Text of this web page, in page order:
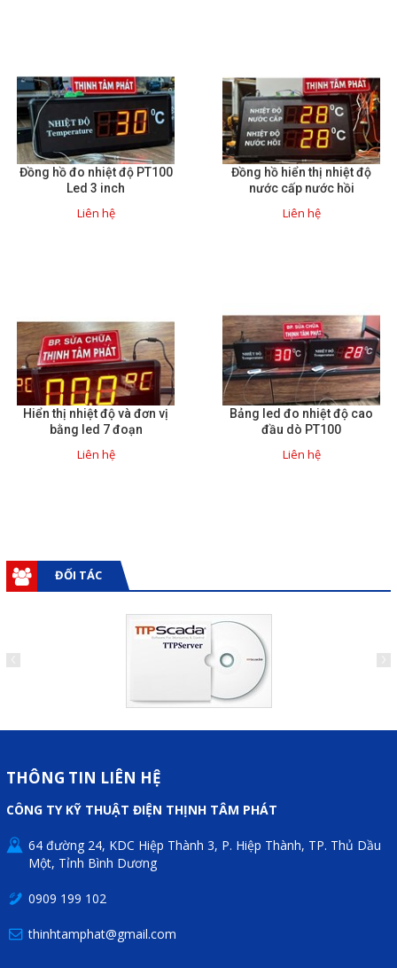
Đồng hồ đo nhiệt độ PT100
Led 3 inch
Liên hệ
Đồng hồ hiển thị nhiệt độ
nước cấp nước hồi
Liên hệ
Hiển thị nhiệt độ và đơn vị
bằng led 7 đoạn
Liên hệ
Bảng led đo nhiệt độ cao
đầu dò PT100
Liên hệ
ĐỐI TÁC
THÔNG TIN LIÊN HỆ
CÔNG TY KỸ THUẬT ĐIỆN THỊNH TÂM PHÁT
64 đường 24, KDC Hiệp Thành 3, P. Hiệp Thành, TP. Thủ Dầu
Một, Tỉnh Bình Dương
0909 199 102
thinhtamphat@gmail.com